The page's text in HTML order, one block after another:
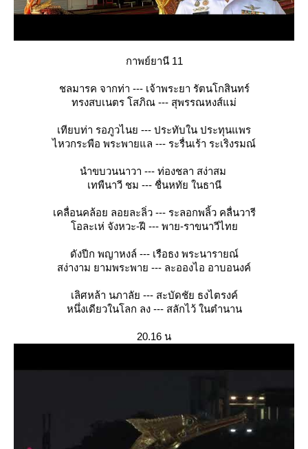
กาพย์ยานี 11
ชลมารค จากท่า --- เจ้าพระยา รัตนโกสินทร์
ทรงสบเนตร โสภิณ --- สุพรรณหงส์แม่
เทียบท่า รอภูวไนย --- ประทับใน ประทุนแพร
ไหวกระพือ พระพายแล --- ระรื่นเร้า ระเริงรมณ์
นำขบวนนาวา --- ท่องชลา สง่าสม
เทพืนาวี ชม --- ชื่นหทัย ในธานี
เคลื่อนคล้อย ลอยละลิ่ว --- ระลอกพลิ้ว คลื่นวารี
อละเห่ จังหวะ-ฝี --- พาย-ราขนาวีไท
ดังปีก พญาหงล์ --- เรือธง พระนารายณ์
สง่างาม ยามพระพาย --- ละอองไอ อาบอนงค์
เลิศหล้า นภาลัย --- สะบัดชัย ธงไตรงค์
หนึ่งเดียวในโลก ลง --- สลักไว้ ในตำนาน
20.16 น